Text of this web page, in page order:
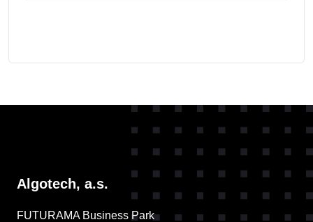
Algotech, a.s.
FUTURAMA Business Park